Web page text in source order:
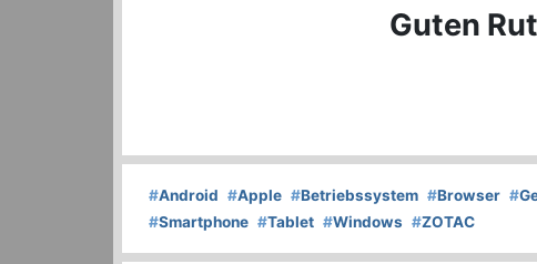
Guten
#Android #Apple #Betriebssystem #Browser #
#Smartphone #Tablet #Windows #ZOTAC